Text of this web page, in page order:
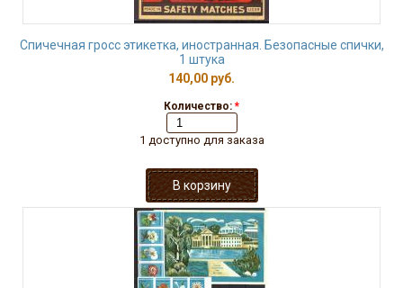
Спичечная гросс этикетка, иностранная. Безопасные спички,
1 штука
140,00 руб.
Количество: *
1 доступно для заказа